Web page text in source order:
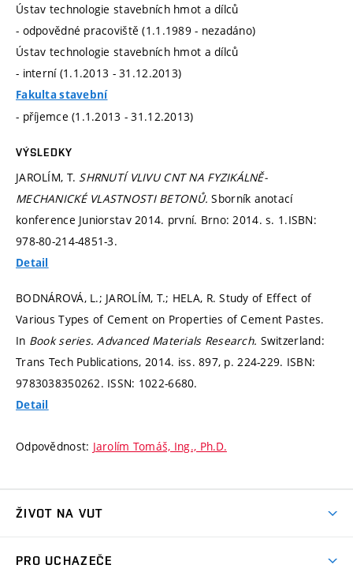
Ústav technologie stavebních hmot a dílců
- odpovědné pracoviště (1.1.1989 - nezadáno)
Ústav technologie stavebních hmot a dílců
- interní (1.1.2013 - 31.12.2013)
Fakulta stavební
- příjemce (1.1.2013 - 31.12.2013)
VÝSLEDKY
JAROLÍM, T. SHRNUTÍ VLIVU CNT NA FYZIKÁLNĚ-
MECHANICKÉ VLASTNOSTI BETONŮ.Sborník anotací
konference Juniorstav 2014. první. Brno: 2014.s. 1.ISBN:
978-80-214-4851-3.
Detail
BODNÁROVÁ, L.; JAROLÍM, T.; HELA, R. Study of Effect of
Various Types of Cement on Properties of Cement Pastes.
In Book series.Advanced Materials Research. Switzerland:
Trans Tech Publications, 2014. iss. 897, p. 224-229. ISBN:
9783038350262. ISSN: 1022-6680.
Detail
Odpovědnost: Jarolím Tomáš, Ing., Ph.D.
ŽIVOT NA VUT
PRO UCHAZEČE